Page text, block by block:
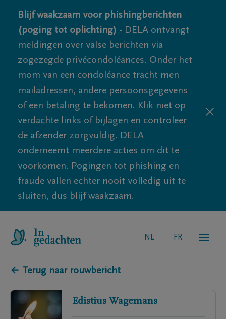
Blijf waakzaam voor phishingberichten
(poging tot oplichting) - DELA ontvangt
meldingen over valse berichten via
zogezegde privécondoléances. Onder het
mom van een condoléance tracht men
mailadressen, andere persoonsgegevens
of een betaling te bekomen. Klik niet op
verdachte links of bijlagen en controleer
de afzender zorgvuldig. DELA
onderneemt meerdere acties om dit te
voorkomen. Pogingen tot phishing en
fraude vallen echter nooit volledig uit te
sluiten, dus blijf waakzaam.
NL FR
← Terug naar rouwbericht
Edistius Wagemans